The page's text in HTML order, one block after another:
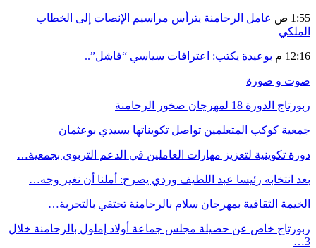
1:55 ص
عامل الرحامنة يترأس مراسيم الإنصات إلى الخطاب
الملكي
12:16 م بوعيدة يكتب: اعترافات سياسي “فاشل”..
صوت و صورة
ربورتاج الدورة 18 لمهرجان صخور الرحامنة
جمعية كوكب المتعلمين تواصل تكويناتها بسيدي بوعثمان
دورة تكوينية لتعزيز مهارات العاملين في الدعم التربوي بجمعية…
بعد انتخابه رئيسا عبد اللطيف وردي يصرح: أملنا أن نغير وجه…
الخيمة الثقافية بمهرجان سلام بالرحامنة تحتفي بالتجربة…
ربورتاج خاص عن حصيلة مجلس جماعة أولاد إملول بالرحامنة خلال
3…